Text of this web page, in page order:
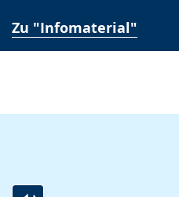
Zu "Infomaterial"
wird
angezeigt.